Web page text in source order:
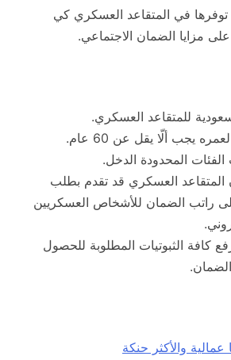
توفرها في المتقاعد العسكري كي
مزايا الضمان الاجتماعي.
للمتقاعد العسكري.
يجب ألّا يقل عن 60 عام.
المحدودة الدخل.
المتقاعد العسكري قد تقدم بطلب
راتب الضمان للأشخاص العسكريين
كافة الثبوتيات المطلوبة للحصول
والأكثر حنكة